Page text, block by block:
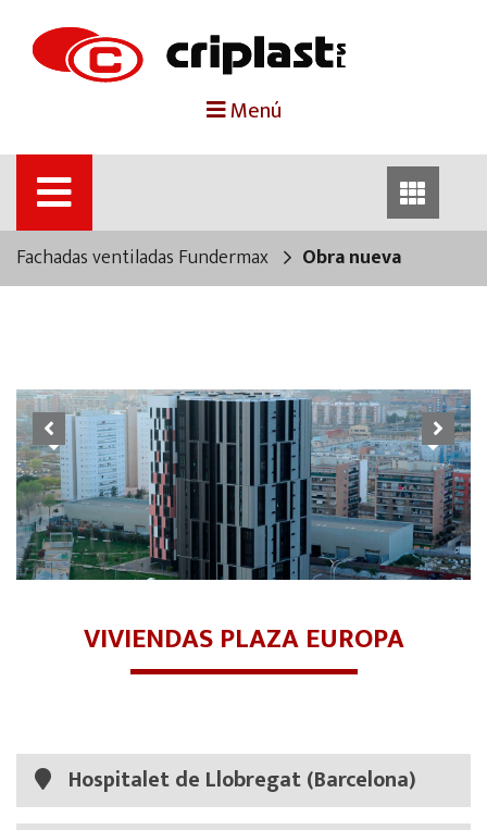
Menú
portada
criplast
trabajos destacados
contacto
Fachadas ventiladas Fundermax Obra nueva
Previous Next
VIVIENDAS PLAZA EUROPA
Hospitalet de Llobregat (Barcelona)